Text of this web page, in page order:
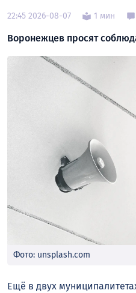
22:45 2026-08-07 1 мин
Воронежцев просят
Фото: unsplash.com
Ещё в двух